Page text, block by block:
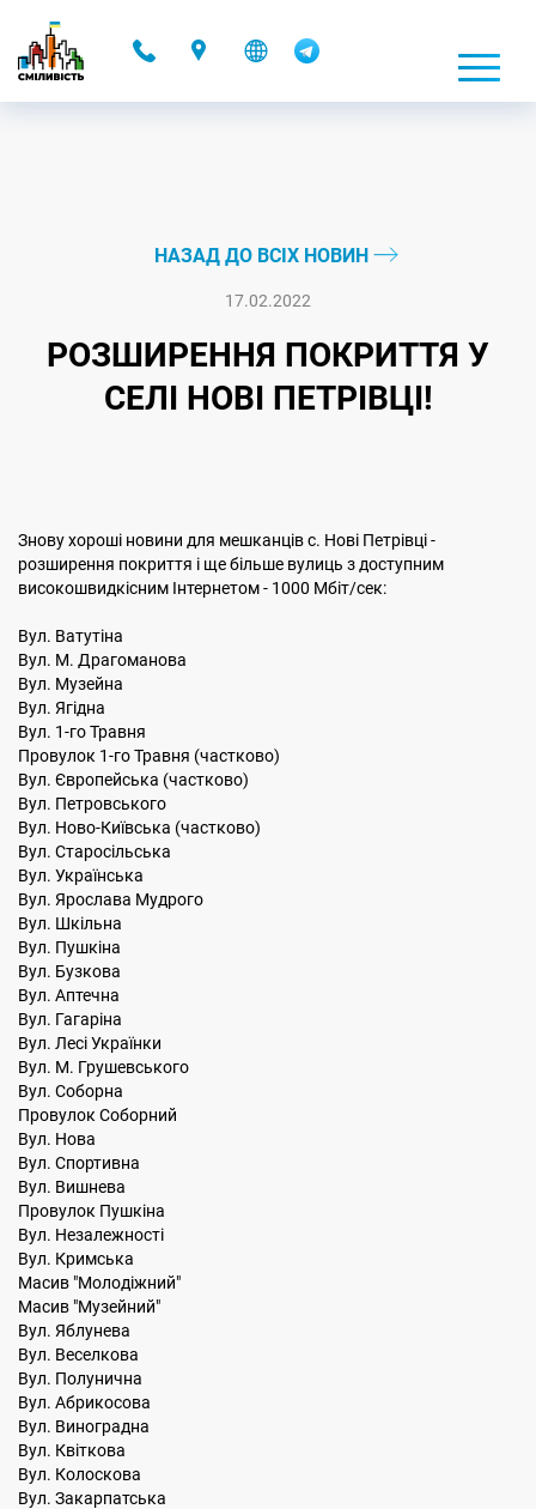
НАЗАД ДО ВСІХ НОВИН
17.02.2022
РОЗШИРЕННЯ ПОКРИТТЯ У
СЕЛІ НОВІ ПЕТРІВЦІ!
Знову хороші новини для мешканців с. Нові Петрівці -
розширення покриття і ще більше вулиць з доступним
високошвидкісним Інтернетом - 1000 Мбіт/сек:
Вул. Ватутіна
Вул. М. Драгоманова
Вул. Музейна
Вул. Ягідна
Вул. 1-го Травня
Провулок 1-го Травня (частково)
Вул. Європейська (частково)
Вул. Петровського
Вул. Ново-Київська (частково)
Вул. Старосільська
Вул. Українська
Вул. Ярослава Мудрого
Вул. Шкільна
Вул. Пушкіна
Вул. Бузкова
Вул. Аптечна
Вул. Гагаріна
Вул. Лесі Українки
Вул. М. Грушевського
Вул. Соборна
Провулок Соборний
Вул. Нова
Вул. Спортивна
Вул. Вишнева
Провулок Пушкіна
Вул. Незалежності
Вул. Кримська
Масив "Молодіжний"
Масив "Музейний"
Вул. Яблунева
Вул. Веселкова
Вул. Полунична
Вул. Абрикосова
Вул. Виноградна
Вул. Квіткова
Вул. Колоскова
Вул. Закарпатська